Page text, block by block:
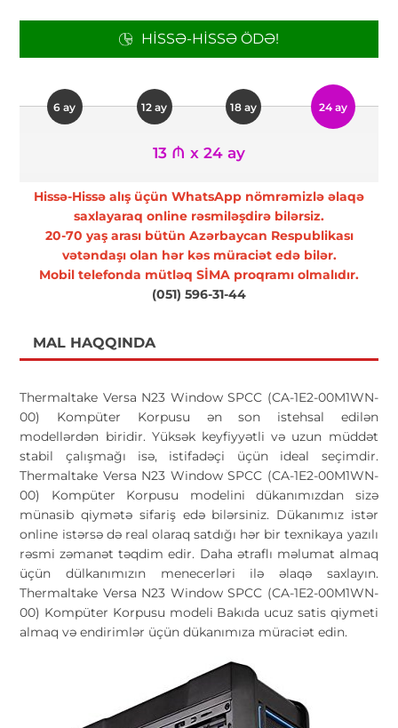
HISSƏ-HISSƏ ÖDƏ!
6 ay 12 ay 18 ay 24 ay
13 ₼ x 24 ay
Hissə-Hissə alış üçün WhatsApp nömrəmizlə əlaqə
saxlayaraq online rəsmiləşdirə bilərsiz.
20-70 yaş arası bütün Azərbaycan Respublikası
vətəndaşı olan hər kəs müraciət edə bilər.
Mobil telefonda mütləq SİMA proqramı olmalıdır.
(051) 596-31-44
MAL HAQQINDA
Thermaltake Versa N23 Window SPCC (CA-1E2-00M1WN-
00) Kompüter Korpusu ən son istehsal edilən
modellərdən biridir. Yüksək keyfiyyətli və uzun müddət
stabil çalışmağı isə, istifadəçi üçün ideal seçimdir.
Thermaltake Versa N23 Window SPCC (CA-1E2-00M1WN-
00) Kompüter Korpusu modelini dükanımızdan sizə
münasib qiymətə sifariş edə bilərsiniz. Dükanımız istər
online istərsə də real olaraq satdığı hər bir texnikaya yazılı
rəsmi zəmanət təqdim edir. Daha ətraflı məlumat almaq
üçün dülkanımızın menecerləri ilə əlaqə saxlayın.
Thermaltake Versa N23 Window SPCC (CA-1E2-00M1WN-
00) Kompüter Korpusu modeli Bakıda ucuz satis qiymeti
almaq və endirimlər üçün dükanımıza müraciət edin.